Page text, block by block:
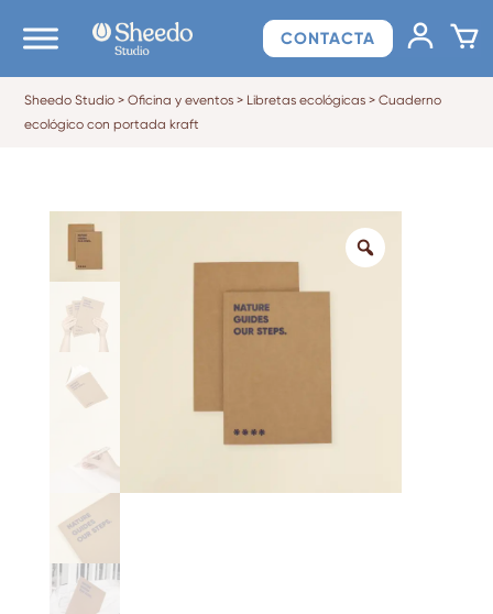
CONTACTA
Sheedo Studio >Oficina y eventos > Libretas ecológicas >Cuaderno
ecológico con portada kraft